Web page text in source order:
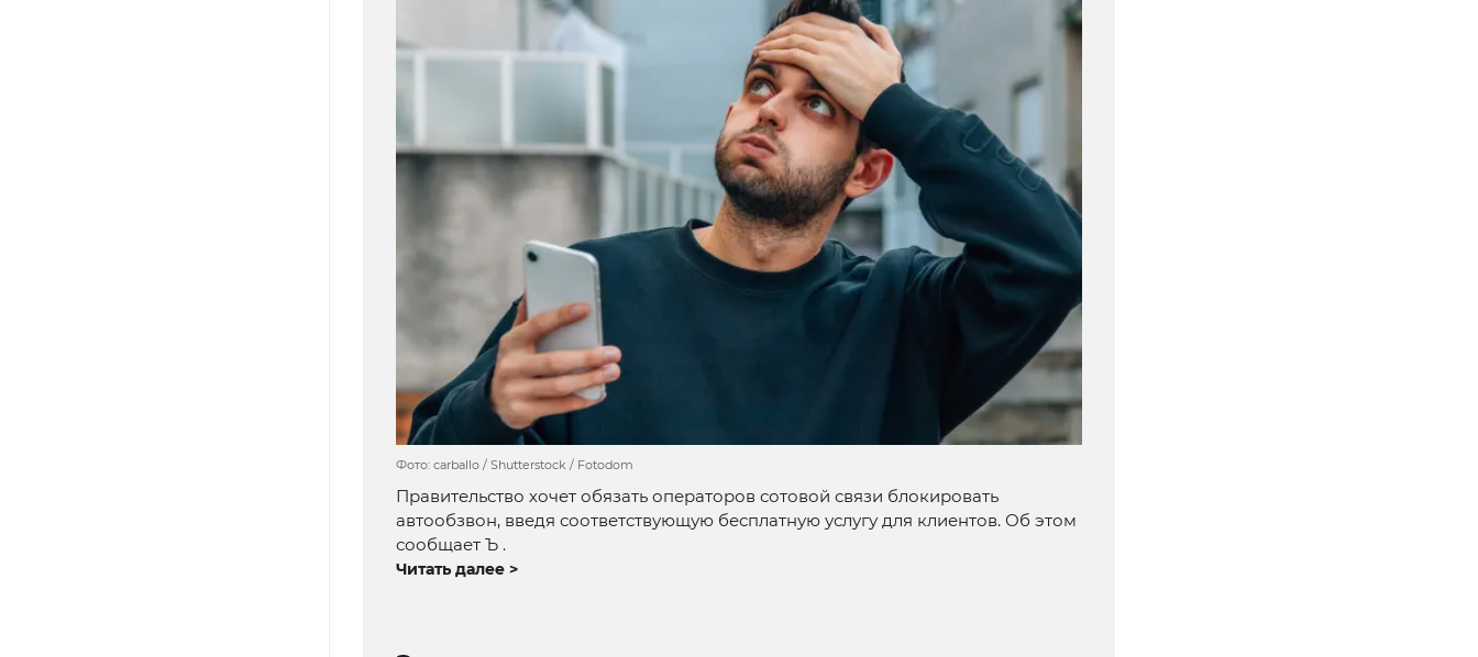
Фото: carballo / Shutterstock / Fotodom
Правительство хочет обязать операторов сотовой связи блокировать
автообзвон, введя соответствующую бесплатную услугу для клиентов. Об этом
сообщает Ъ .
Читать далее >